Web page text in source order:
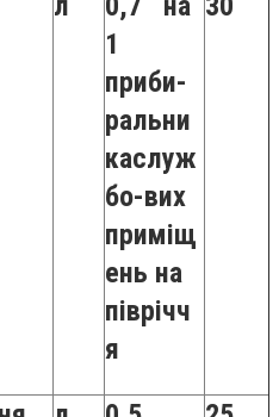
1
приби-
ральни
каслуж
бо-вих
приміщ
ень на
піврічч
я